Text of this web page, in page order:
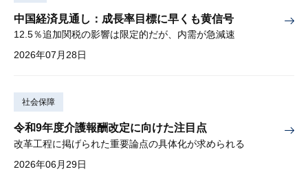
中国経済見通し：成長率目標に早くも黄信号
12.5％追加関税の影響は限定的だが、内需が急減速
2026年07月28日
社会保障
令和9年度介護報酬改定に向けた注目点
改革工程に掲げられた重要論点の具体化が求められる
2026年06月29日